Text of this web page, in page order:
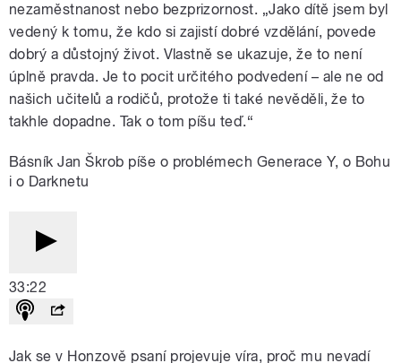
nezaměstnanost nebo bezprizornost. „Jako dítě jsem byl
vedený k tomu, že kdo si zajistí dobré vzdělání, povede
dobrý a důstojný život. Vlastně se ukazuje, že to není
úplně pravda. Je to pocit určitého podvedení – ale ne od
našich učitelů a rodičů, protože ti také nevěděli, že to
takhle dopadne. Tak o tom píšu teď.“
Básník Jan Škrob píše o problémech Generace Y, o Bohu
i o Darknetu
33:22
Jak se v Honzově psaní projevuje víra, proč mu nevadí